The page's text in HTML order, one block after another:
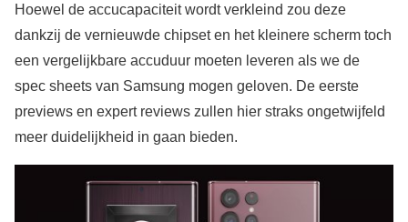
Hoewel de accucapaciteit wordt verkleind zou deze
dankzij de vernieuwde chipset en het kleinere scherm toch
een vergelijkbare accuduur moeten leveren als we de
spec sheets van Samsung mogen geloven. De eerste
previews en expert reviews zullen hier straks ongetwijfeld
meer duidelijkheid in gaan bieden.